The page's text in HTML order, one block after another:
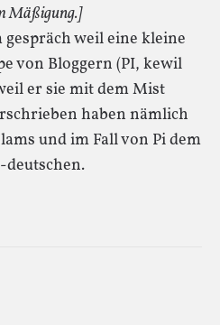
Mäßigung.]
weil eine kleine
von Bloggern (PI, kewil
er sie mit dem Mist
haben nämlich
und im Fall von Pi dem